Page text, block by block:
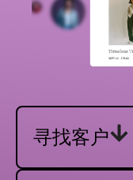
寻找客户